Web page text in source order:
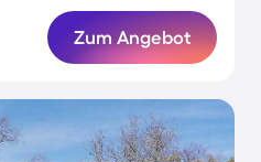
Zum Angebot